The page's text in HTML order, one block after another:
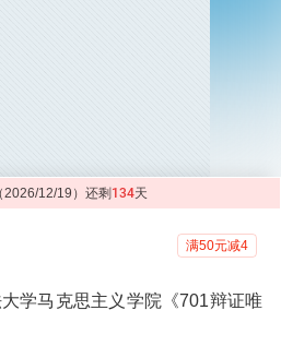
2026/12/19）还剩 134天
满50元减4
学马克思主义学院《701辩证唯